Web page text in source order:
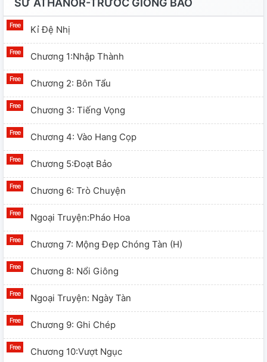
SỬ ATHANOR-TRƯỚC GIÔNG BÃO
Kỉ Đệ Nhị
Chương 1:Nhập Thành
Chương 2: Bôn Tẩu
Chương 3: Tiếng Vọng
Chương 4: Vào Hang Cọp
Chương 5:Đoạt Bảo
Chương 6: Trò Chuyện
Ngoại Truyện:Pháo Hoa
Chương 7: Mộng Đẹp Chóng Tàn (H)
Chương 8: Nổi Giông
Ngoại Truyện: Ngày Tàn
Chương 9: Ghi Chép
Chương 10:Vượt Ngục